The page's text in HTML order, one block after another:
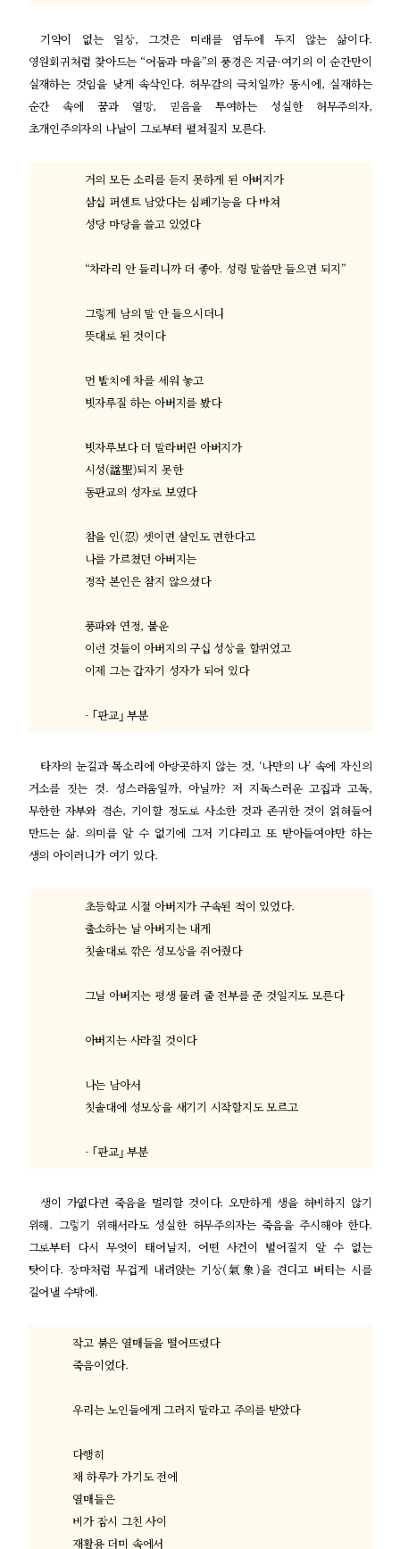
기약이 없는 일상, 그것은 미래를 염두에 두지 않는 삶이다.
영원회귀처럼 찾아드는 “어둠과 마을”의 풍경은 지금-여기의 이 순간만이
실재하는 것임을 낮게 속삭인다.허무감의 극치일까?동시에, 실재하는
순간 속에 꿈과 열망, 믿음을 투여하는 성실한 허무주의자,
초개인주의자의 나날이 그로부터 펼쳐질지 모른다.
거의 모든 소리를 듣지 못하게 된 아버지가
삼십 퍼센트 남았다는 심폐기능을 다 바쳐
성당 마당을 쓸고 있었다
“차라리 안 들리니까 더 좋아. 성령 말씀만 들으면 되지”
그렇게 남의 말 안 들으시더니
뜻대로 된 것이다
먼 발치에 차를 세워 놓고
빗자루질 하는 아버지를 봤다
빗자루보다 더 말라버린 아버지가
시성(諡聖)되지 못한
동판교의 성자로 보였다
참을 인(忍) 셋이면 살인도 면한다고
나를 가르쳤던 아버지는
정작 본인은 참지 않으셨다
풍파와 연정, 불운
이런 것들이 아버지의 구십 성상을 할퀴었고
이제 그는 갑자기 성자가 되어 있다
- ｢판교｣부분
타자의 눈길과 목소리에 아랑곳하지 않는 것, ‘나만의 나’ 속에 자신의
거소를 짓는 것. 성스러움일까, 아닐까?저 지독스러운 고집과 고독,
무한한 자부와 겸손, 기이할 정도로 사소한 것과 존귀한 것이 얽혀들어
만드는 삶.의미를 알 수 없기에 그저 기다리고 또 받아들여야만 하는
생의 아이러니가 여기 있다.
초등학교 시절 아버지가 구속된 적이 있었다.
출소하는 날 아버지는 내게
칫솔대로 깎은 성모상을 쥐어줬다
그날 아버지는 평생 물려 줄 전부를 준 것일지도 모른다
아버지는 사라질 것이다
나는 남아서
칫솔대에 성모상을 새기기 시작할지도 모르고
- ｢판교｣부분
생이 가엾다면 죽음을 멀리할 것이다.오만하게 생을 허비하지 않기
위해. 그렇기 위해서라도 성실한 허무주의자는 죽음을 주시해야 한다.
그로부터 다시 무엇이 태어날지, 어떤 사건이 벌어질지 알 수 없는
탓이다. 장마처럼 무겁게 내려앉는 기상(氣象 )을 견디고 버티는 시를
길어낼 수밖에.
작고 붉은 열매들을 떨어뜨렸다
죽음이었다.
우리는 노인들에게 그러지 말라고 주의를 받았다
다행히
채 하루가 가기도 전에
열매들은
비가 잠시 그친 사이
재활용 더미 속에서